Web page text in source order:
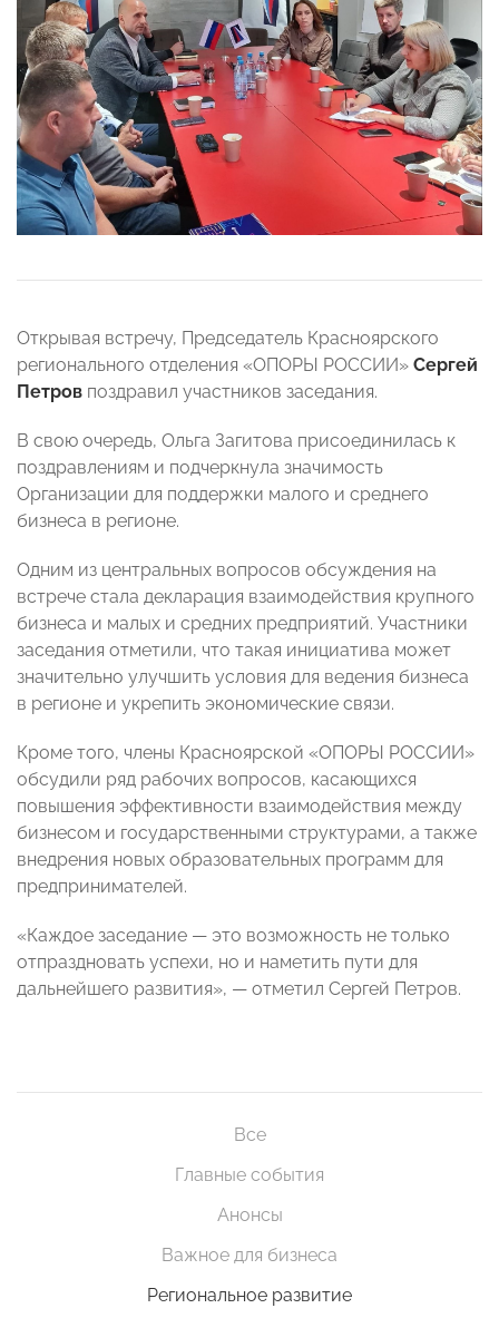
Открывая встречу, Председатель Красноярского
регионального отделения «ОПОРЫ РОССИИ» Сергей
Петров поздравил участников заседания.
В свою очередь, Ольга Загитова присоединилась к
поздравлениям и подчеркнула значимость
Организации для поддержки малого и среднего
бизнеса в регионе.
Одним из центральных вопросов обсуждения на
встрече стала декларация взаимодействия крупного
бизнеса и малых и средних предприятий. Участники
заседания отметили, что такая инициатива может
значительно улучшить условия для ведения бизнеса
в регионе и укрепить экономические связи.
Кроме того, члены Красноярской «ОПОРЫ РОССИИ»
обсудили ряд рабочих вопросов, касающихся
повышения эффективности взаимодействия между
бизнесом и государственными структурами, а также
внедрения новых образовательных программ для
предпринимателей.
«Каждое заседание — это возможность не только
отпраздновать успехи, но и наметить пути для
дальнейшего развития», — отметил Сергей Петров.
Все
Главные события
Анонсы
Важное для бизнеса
Региональное развитие